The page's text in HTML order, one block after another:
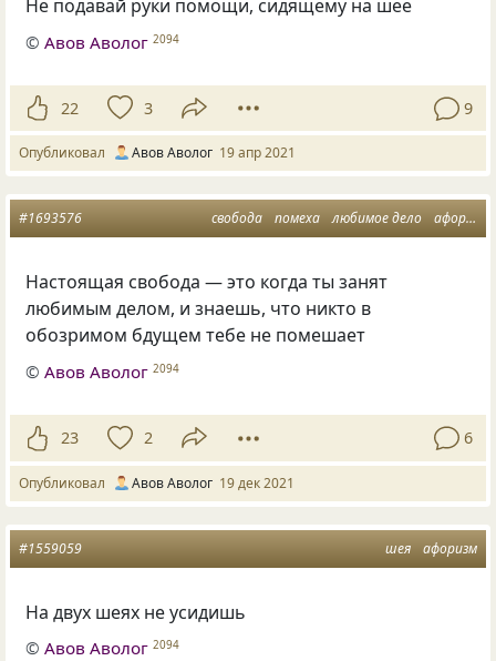
Не подавай руки помощи, сидящему на шее
©Авов Аволог 2094
22 3 9
Опубликовал Авов Аволог 19 апр 2021
свобода помеха любимое дело афоризм
#1693576
Настоящая свобода — это когда ты занят
любимым делом, и знаешь, что никто в
обозримом бдущем тебе не помешает
©Авов Аволог 2094
23 2 6
Опубликовал Авов Аволог 19 дек 2021
шея афоризм
#1559059
На двух шеях не усидишь
©Авов Аволог 2094